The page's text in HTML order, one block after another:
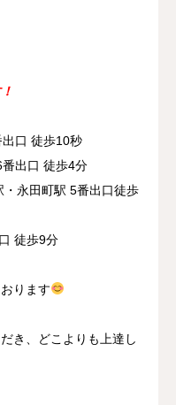
口 徒歩10秒
出口 徒歩4分
永田町駅 5番出口徒歩
徒歩9分
ります
き、どこよりも上達し